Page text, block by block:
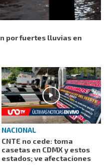
por fuertes lluvias en
NACIONAL
CNTE no cede: toma
casetas en CDMX y estos
estados; ve afectaciones